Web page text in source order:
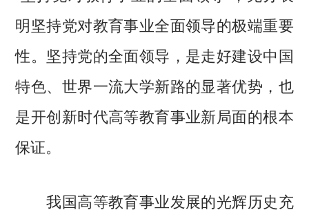
明坚持党对教育事业全面领导的极端重要
性。坚持党的全面领导，是走好建设中国
特色、世界一流大学新路的显著优势，也
是开创新时代高等教育事业新局面的根本
保证。
我国高等教育事业发展的光辉历史充